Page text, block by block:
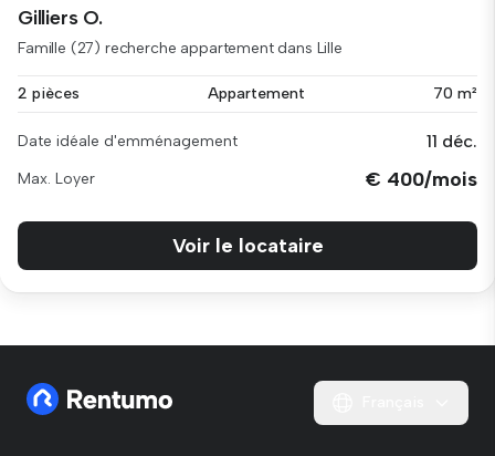
Gilliers O.
Famille (27) recherche appartement dans Lille
2 pièces Appartement 70 m²
Date idéale d'emménagement 11 déc.
Max. Loyer € 400/mois
Voir le locataire